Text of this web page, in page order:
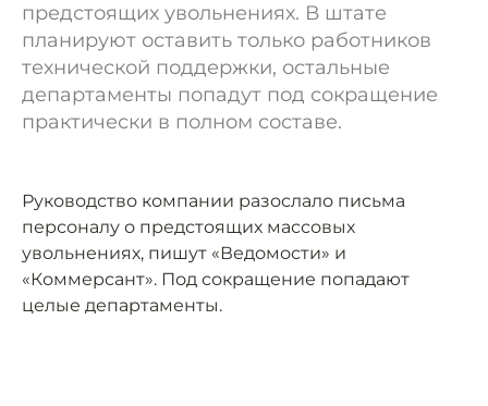
предстоящих увольнениях. В штате
планируют оставить только работников
технической поддержки, остальные
департаменты попадут под сокращение
практически в полном составе.
Руководство компании разослало письма
персоналу о предстоящих массовых
увольнениях, пишут «Ведомости» и
«Коммерсант». Под сокращение попадают
целые департаменты.